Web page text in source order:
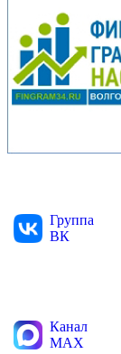
Группа
ВК
Канал
MAX